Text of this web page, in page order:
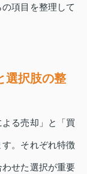
項目を整理して
選択肢の整
る売却」と「買
。それぞれ特徴
せた選択が重要